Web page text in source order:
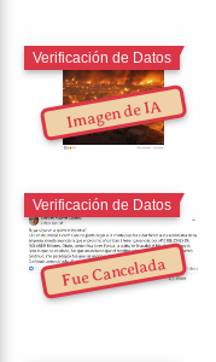
Imagen de IA
Verificación de Datos
Fue Cancelada
Verificación de Datos